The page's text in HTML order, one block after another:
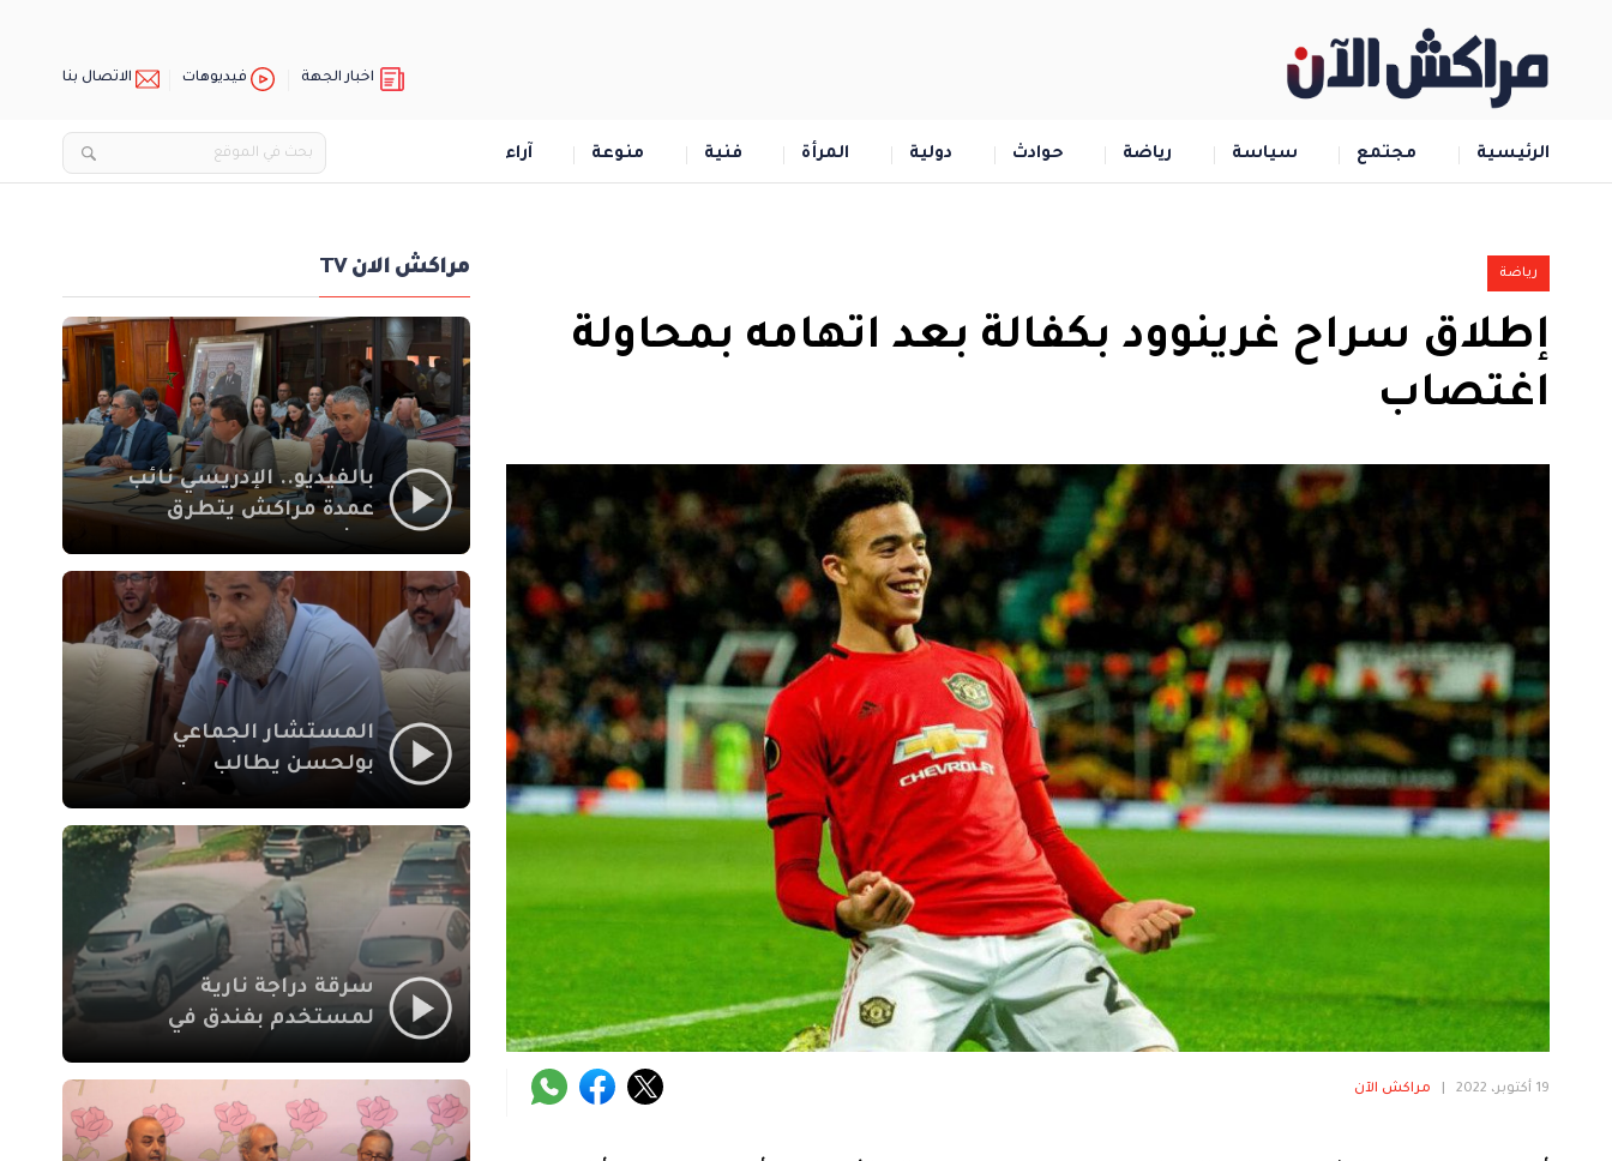
اخبار الجهة فيديوهات الاتصال بنا
الرئيسية مجتمع سياسة رياضة حوادث دولية المرأة فنية منوعة آراء
رياضة
إطلاق سراح غرينوود بكفالة بعد اتهامه بمحاولة
اغتصاب
19 أكتوبر، 2022 مراكش الآن
مراكش الان TV
بالفيديو.. الإدريسي نائب
عمدة مراكش يتطرق
الاجتماعي في نقل
المحطة الطرقية إلى
العزوزية
المستشار الجماعي
بولحسن يطالب
أشغال شارع علال
الفاسي بمراكش
سرقة دراجة نارية
لمستخدم بفندق في
بمراكش